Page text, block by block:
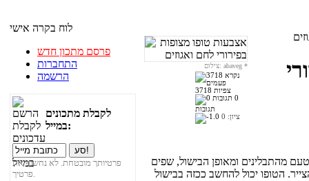
לוח בקרה אישי
פרסם מתכון חדש
התחברות
הרשמה
לקבלת מתכונים
במייל:
פרטיותך מובטחת. לא נחשוף את
פרטיך.
צילום: abaveg *
3718 צפיות
0
תגובות
ציון: 0
מהתבלינים ומאופן הבישול, שפים
הטופו יכול להחשב ככזה בבישול